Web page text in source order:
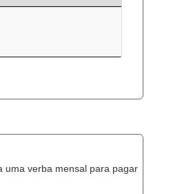
uma verba mensal para pagar